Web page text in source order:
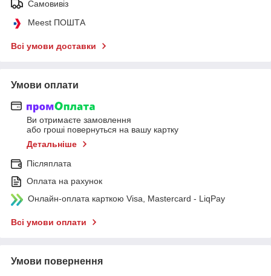
Самовивіз
Meest ПОШТА
Всі умови доставки
Умови оплати
Ви отримаєте замовлення
або гроші повернуться на вашу картку
Детальніше
Післяплата
Оплата на рахунок
Онлайн-оплата карткою Visa, Mastercard - LiqPay
Всі умови оплати
Умови повернення